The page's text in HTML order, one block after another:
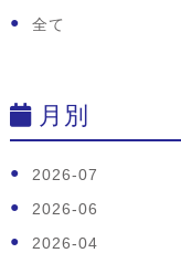
全て
月別
2026-07
2026-06
2026-04